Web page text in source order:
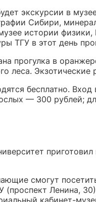
экскурсии в
Сибири,
истории
ТГУ в этот день
прогулка в
леса.
бесплатно. Вход
— 300 рублей;
смогут
(проспект Ленина,